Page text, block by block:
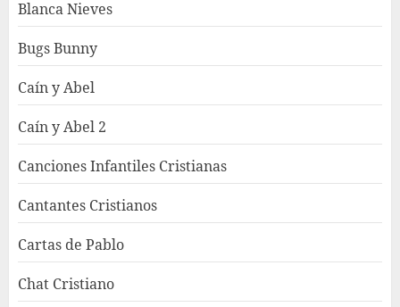
Blanca Nieves
Bugs Bunny
Caín y Abel
Caín y Abel 2
Canciones Infantiles Cristianas
Cantantes Cristianos
Cartas de Pablo
Chat Cristiano